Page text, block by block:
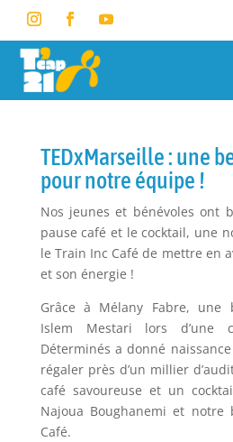
TEDxMarseille : une
pour notre équipe !
Nos jeunes et bénévoles ont
pause café et le cocktail, une
le Train Inc Café de mettre en
et son énergie !
Grâce à Mélany Fabre, une
Islem Mestari lors d’une
Déterminés a donné
régaler près d’un millier
café savoureuse et un
Najoua Boughanemi et
Café.